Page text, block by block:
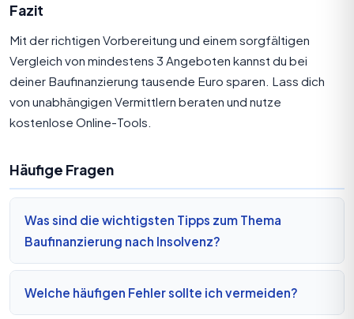
Fazit
Mit der richtigen Vorbereitung und einem sorgfältigen
Vergleich von mindestens 3 Angeboten kannst du bei
deiner Baufinanzierung tausende Euro sparen. Lass dich
von unabhängigen Vermittlern beraten und nutze
kostenlose Online-Tools.
Häufige Fragen
Was sind die wichtigsten Tipps zum Thema
Baufinanzierung nach Insolvenz?
Welche häufigen Fehler sollte ich vermeiden?